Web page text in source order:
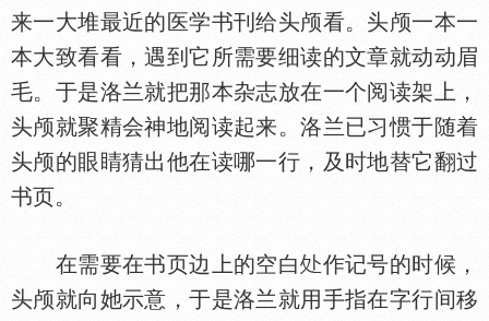
来一大堆最近的医学书刊给头颅看。头颅一本一
本大致看看，遇到它所需要细读的文章就动动眉
毛。于是洛兰就把那本杂志放在一个阅读架上，
头颅就聚精会神地阅读起来。洛兰已习惯于随着
头颅的眼睛猜出他在读哪一行，及时地替它翻过
书页。
在需要在书页边上的空白
作记号的时候，
头颅就向她示意，于是洛兰就用手指在字行间移